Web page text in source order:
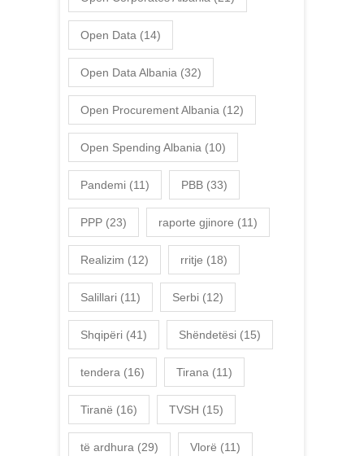
Open Data (14)
Open Data Albania (32)
Open Procurement Albania (12)
Open Spending Albania (10)
Pandemi (11) PBB (33)
PPP (23) raporte gjinore (11)
Realizim (12) rritje (18)
Salillari (11) Serbi (12)
Shqipëri (41) Shëndetësi (15)
tendera (16) Tirana (11)
Tiranë (16) TVSH (15)
të ardhura (29) Vlorë (11)